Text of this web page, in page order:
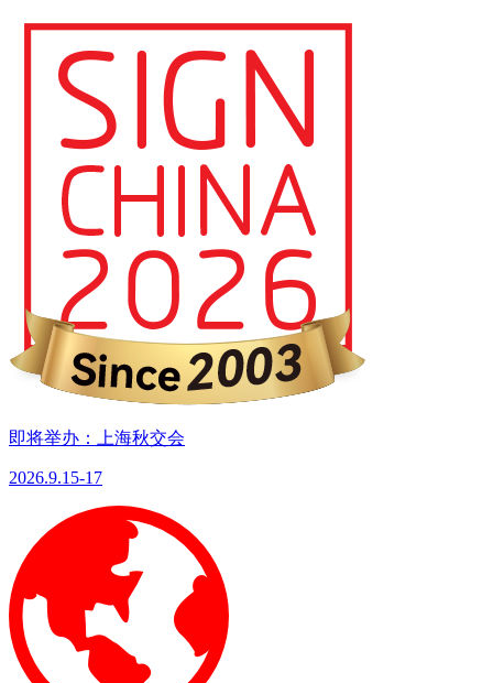
即将举办：上海秋交会
2026.9.15-17